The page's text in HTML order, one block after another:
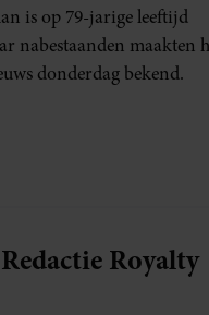
is op 79-jarige leeftijd
nabestaanden maakten
donderdag bekend.
Royalty